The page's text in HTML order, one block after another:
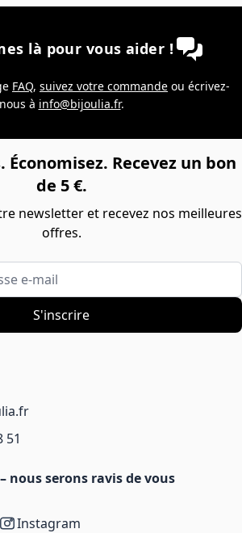
là pour vous aider !
FAQ, suivez votre commande ou écrivez-
nous à info@bijoulia.fr.
Économisez. Recevez un bon
de 5 €.
newsletter et recevez nos meilleures
offres.
mail
S'inscrire
51
nous serons ravis de vous
Instagram